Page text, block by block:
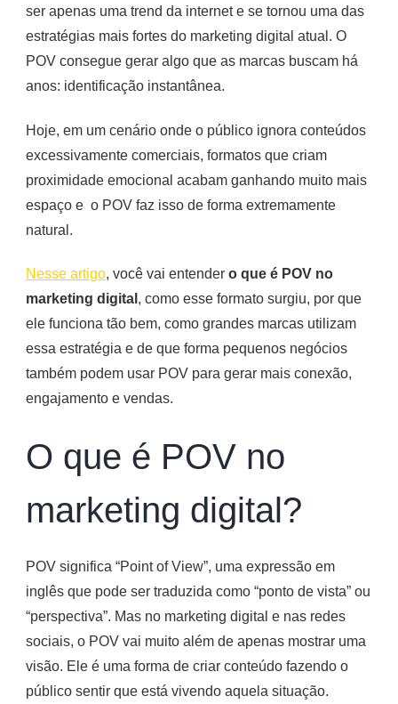
conteúdo
ser apenas uma trend da internet e se tornou uma das
estratégias mais fortes do marketing digital atual. O
POV consegue gerar algo que as marcas buscam há
anos: identificação instantânea.
Hoje, em um cenário onde o público ignora conteúdos
excessivamente comerciais, formatos que criam
proximidade emocional acabam ganhando muito mais
espaço e o POV faz isso de forma extremamente
natural.
Nesse artigo, você vai entender o que é POV no
marketing digital , como esse formato surgiu, por que
ele funciona tão bem, como grandes marcas utilizam
essa estratégia e de que forma pequenos negócios
também podem usar POV para gerar mais conexão,
engajamento e vendas.
O que é POV no
marketing digital?
POV significa “Point of View”, uma expressão em
inglês que pode ser traduzida como “ponto de vista” ou
“perspectiva”. Mas no marketing digital e nas redes
sociais, o POV vai muito além de apenas mostrar uma
visão. Ele é uma forma de criar conteúdo fazendo o
público sentir que está vivendo aquela situação.